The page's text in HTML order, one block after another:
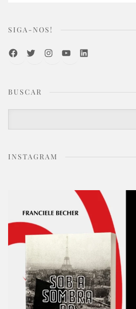
SIGA-NOS!
FacebookTwitterInstagramYoutubeLinkedIn
BUSCAR
INSTAGRAM